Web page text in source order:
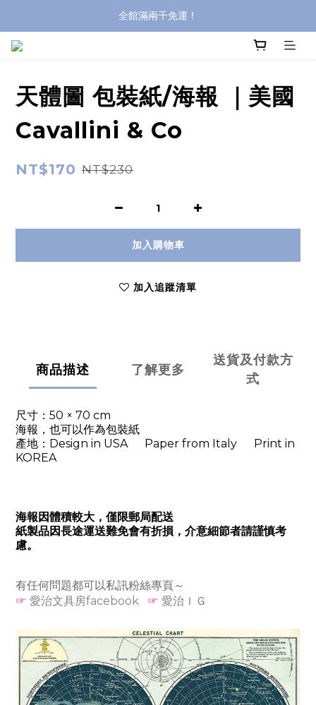
全館滿兩千免運！
全館滿兩千免運！
天體圖 包裝紙/海報 ｜美國
Cavallini & Co
NT$170 NT$230
加入購物車
加入追蹤清單
商品描述 了解更多
送貨及付款方
式
尺寸：50 × 70 cm
海報，也可以作為包裝紙
產地：Design in USA Paper from Italy Print in
KOREA
海報因體積較大，僅限郵局配送
紙製品因長途運送難免會有折損，介意細節者請謹慎考
慮。
有任何問題都可以私訊粉絲專頁～
☞ 愛治文具房facebook ☞ 愛治ＩＧ